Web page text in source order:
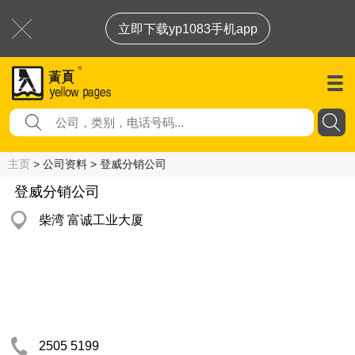
立即下载yp1083手机app
主页 > 公司资料 > 登威分销公司
登威分销公司
柴湾 富诚工业大厦
2505 5199